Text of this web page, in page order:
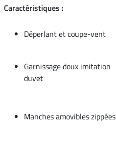
Caractéristiques :
Déperlant et coupe-vent
Garnissage doux imitation
duvet
Manches amovibles zippées